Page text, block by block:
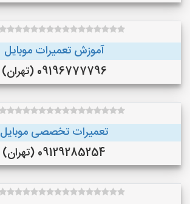
آموزش تعمیرات موبایل
09196777796 (تهران)
تعمیرات تخصصی موبایل
09129285254 (تهران)